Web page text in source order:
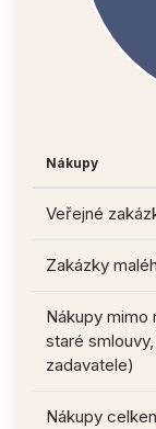
Nákupy
Veřejné
Zakázky
Nákupy mimo
staré
zadavatele)
Nákupy